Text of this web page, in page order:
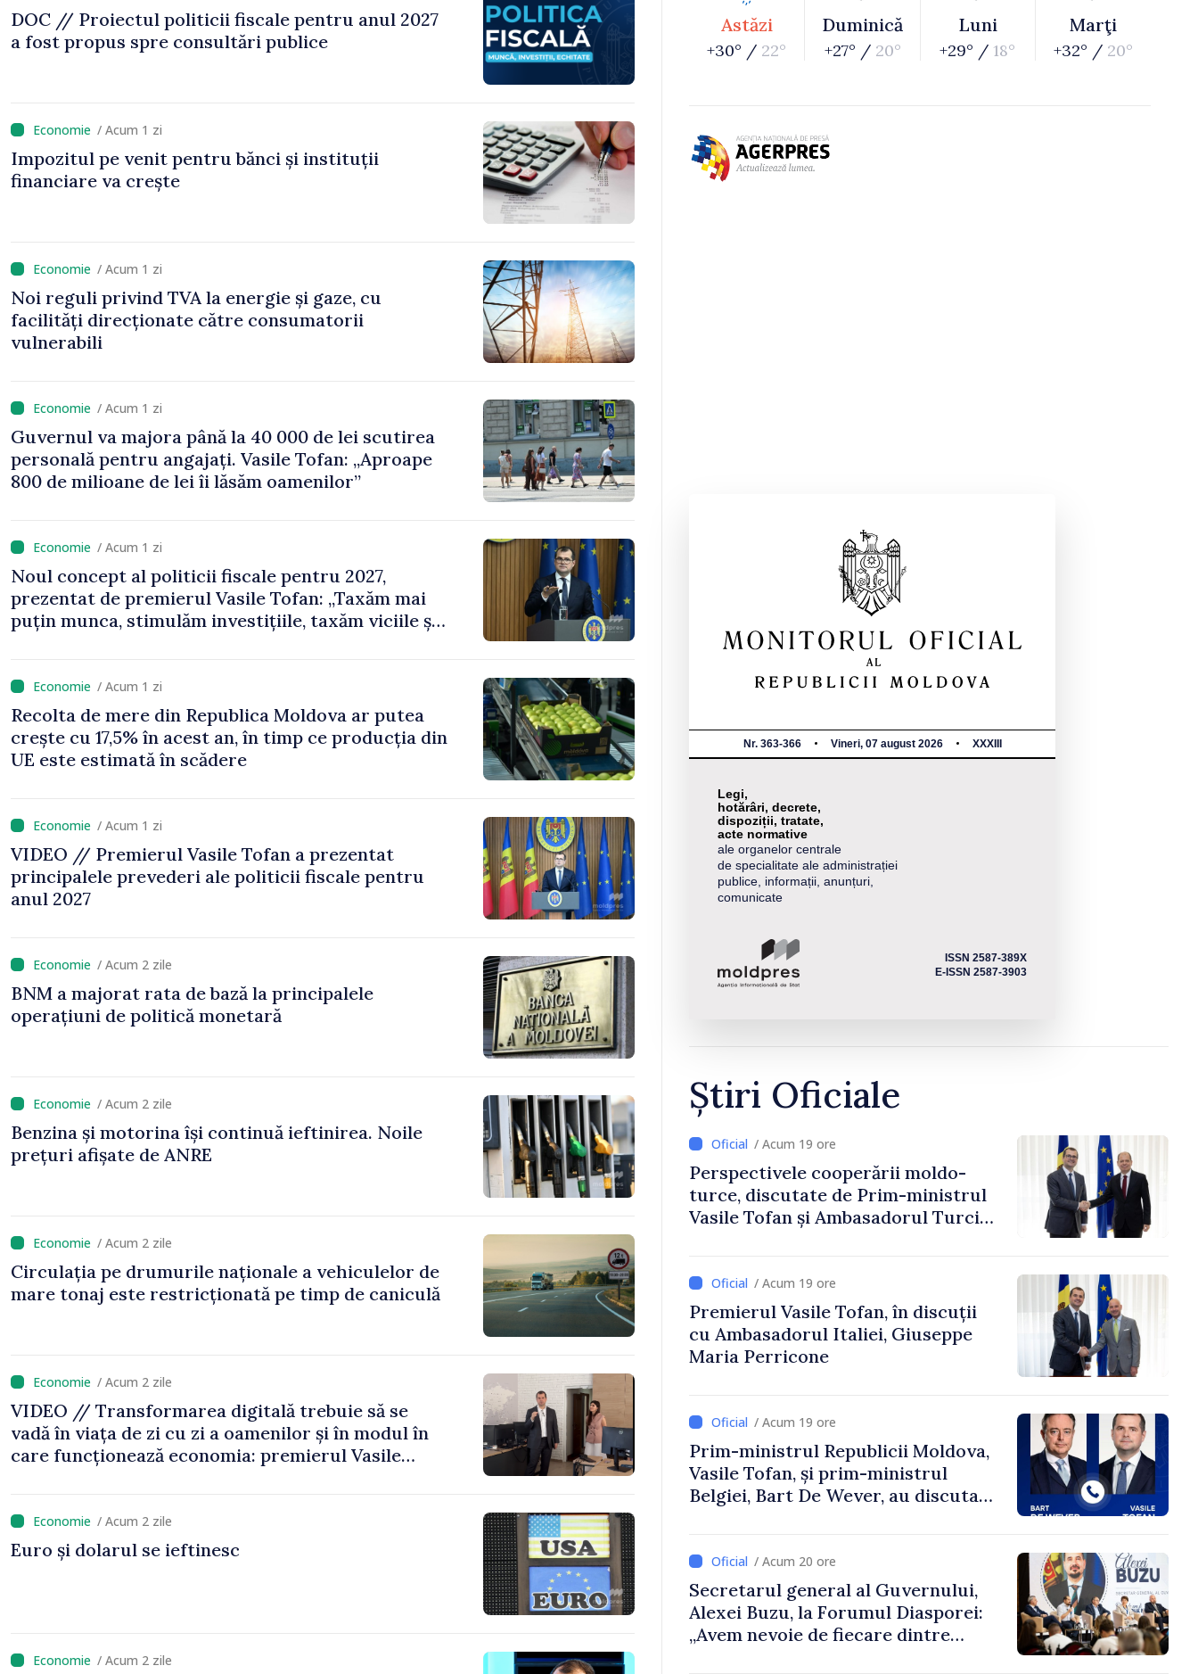
DOC // Proiectul politicii fiscale pentru anul 2027
a fost propus spre consultări publice
/ Acum 1 zi
Impozitul pe venit pentru bănci și instituții
financiare va crește
/ Acum 1 zi
Noi reguli privind TVA la energie și gaze, cu
facilități direcționate către consumatorii
vulnerabili
/ Acum 1 zi
Guvernul va majora până la 40 000 de lei scutirea
personală pentru angajați. Vasile Tofan: „Aproape
800 de milioane de lei îi lăsăm oamenilor”
/ Acum 1 zi
Noul concept al politicii fiscale pentru 2027,
prezentat de premierul Vasile Tofan: „Taxăm mai
puțin munca, stimulăm investițiile, taxăm viciile și
/ Acum 1 zi
Recolta de mere din Republica Moldova ar putea
crește cu 17,5% în acest an, în timp ce producția din
UE este estimată în scădere
/ Acum 1 zi
VIDEO // Premierul Vasile Tofan a prezentat
principalele prevederi ale politicii fiscale pentru
anul 2027
/ Acum 2 zile
BNM a majorat rata de bază la principalele
operațiuni de politică monetară
/ Acum 2 zile
Benzina și motorina își continuă ieftinirea. Noile
prețuri afișate de ANRE
/ Acum 2 zile
Circulația pe drumurile naționale a vehiculelor de
mare tonaj este restricționată pe timp de caniculă
/ Acum 2 zile
VIDEO // Transformarea digitală trebuie să se
vadă în viața de zi cu zi a oamenilor și în modul în
care funcționează economia: premierul Vasile
/ Acum 2 zile
Euro și dolarul se ieftinesc
/ Acum 2 zile
Astăzi
+30° / 22°
Duminică
+27° / 20°
Luni
+29° / 18°
Marţi
+32° / 20°
Nr. 363-366 Vineri, 07 august 2026 XXXIII
Legi,
hotărâri, decrete,
dispoziții, tratate,
acte normative
ale organelor centrale
de specialitate ale administrației
publice, informații, anunțuri,
comunicate
ISSN 2587-389X
E-ISSN 2587-3903
Știri Oficiale
/ Acum 19 ore
Perspectivele cooperării moldo-
turce, discutate de Prim-ministrul
Vasile Tofan și Ambasadorul Turciei,
/ Acum 19 ore
Premierul Vasile Tofan, în discuții
cu Ambasadorul Italiei, Giuseppe
Maria Perricone
/ Acum 19 ore
Prim-ministrul Republicii Moldova,
Vasile Tofan, și prim-ministrul
Belgiei, Bart De Wever, au discutat
/ Acum 20 ore
Secretarul general al Guvernului,
Alexei Buzu, la Forumul Diasporei:
„Avem nevoie de fiecare dintre